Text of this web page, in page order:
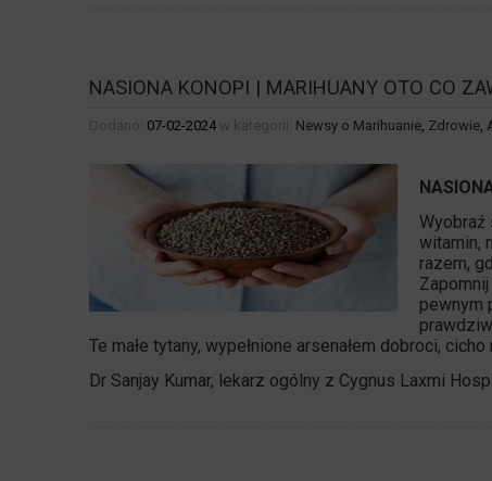
NASIONA KONOPI | MARIHUANY OTO CO
Dodano: 07-02-2024 w kategorii: Newsy o Marihuanie Zdrowie
Wyobraź
witamin,
razem,
pewnym
Te małe tytany, wypełnione arsenałem dobroci,
Dr Sanjay Kumar, lekarz ogólny z Cygnus Laxmi